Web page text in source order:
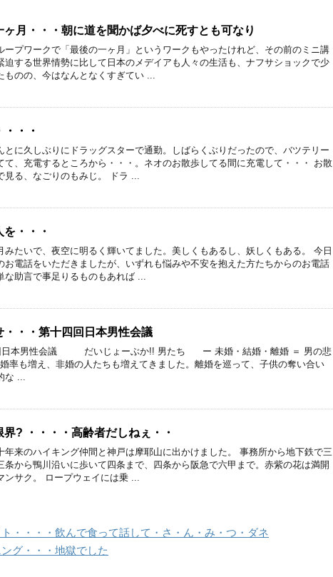
ヶ月・・・朝に道を聞かば夕べに死すとも可なり
ープワークで「最後の一ヶ月」というワークもやったけれど、その前のミニ講
迫する世界情勢に比して日本のメデイアも人々の生活も、ナフサショックで少
ものの、今はなんとなくすぎてい ...
・・
とに久しぶりにドラッグスターで通勤。しばらくぶりだったので、バツテリー
て、充電するところから・・・。ネオのお散歩してる間に充電して・・・ お散
見る、なごりのもみじ。 ドラ ...
・・・
みたいで、夜空に明るく輝いてました。美しくもあるし、妖しくもある。 今日
お電話をいただきましたが、いずれも悩みや不安を抱えた方たちからのお電話
な助言で事足りるものもあれば ...
・・・第十四回日本男性会議
日本男性会議 だいじょーぶか!! 男たち ー 未婚・結婚・離婚 ＝ 男の悲
率も増え、非婚の人たちも増えてきました。離婚を巡って、子供の奪い合い
な ...
界? ・・・・高齢者だしねぇ・・
年来のハイキング仲間と神戸は摩耶山に出かけました。 事務所から地下鉄で三
条から鴨川沿いに歩いて四条まで、四条から阪急で六甲まで。赤紫の花は満開
ンサク。 ロープウェイには乗 ...
・・・・飲んで食って話して・さ・ん・み・つ・ダネ
グ・・・地獄でした